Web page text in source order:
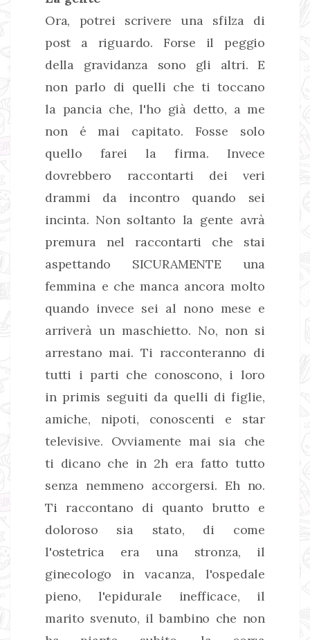
Ora, potrei scrivere una sfilza di
post a riguardo. Forse il peggio
della gravidanza sono gli altri. E
non parlo di quelli che ti toccano
la pancia che, l'ho già detto, a me
non é mai capitato. Fosse solo
quello farei la firma. Invece
dovrebbero raccontarti dei veri
drammi da incontro quando sei
incinta. Non soltanto la gente avrà
premura nel raccontarti che stai
aspettando SICURAMENTE una
femmina e che manca ancora molto
quando invece sei al nono mese e
arriverà un maschietto. No, non si
arrestano mai. Ti racconteranno di
tutti i parti che conoscono, i loro
in primis seguiti da quelli di figlie,
amiche, nipoti, conoscenti e star
televisive. Ovviamente mai sia che
ti dicano che in 2h era fatto tutto
senza nemmeno accorgersi. Eh no.
Ti raccontano di quanto brutto e
doloroso sia stato, di come
l'ostetrica era una stronza, il
ginecologo in vacanza, l'ospedale
pieno, l'epidurale inefficace, il
marito svenuto, il bambino che non